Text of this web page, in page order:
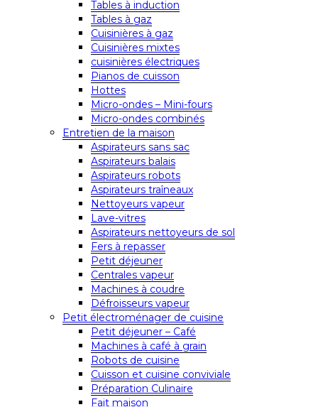
Tables à induction
Tables à gaz
Cuisinières à gaz
Cuisinières mixtes
cuisinières électriques
Pianos de cuisson
Hottes
Micro-ondes – Mini-fours
Micro-ondes combinés
Entretien de la maison
Aspirateurs sans sac
Aspirateurs balais
Aspirateurs robots
Aspirateurs traîneaux
Nettoyeurs vapeur
Lave-vitres
Aspirateurs nettoyeurs de sol
Fers à repasser
Petit déjeuner
Centrales vapeur
Machines à coudre
Défroisseurs vapeur
Petit électroménager de cuisine
Petit déjeuner – Café
Machines à café à grain
Robots de cuisine
Cuisson et cuisine conviviale
Préparation Culinaire
Fait maison